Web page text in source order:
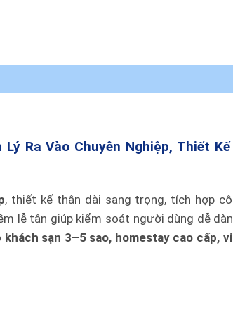
Ra Vào Chuyên Nghiệp, Thiết
, thiết kế thân dài sang trọng, tích hợp
lễ tân giúp kiểm soát người dùng dễ
khách sạn 3–5 sao, homestay cao cấp,